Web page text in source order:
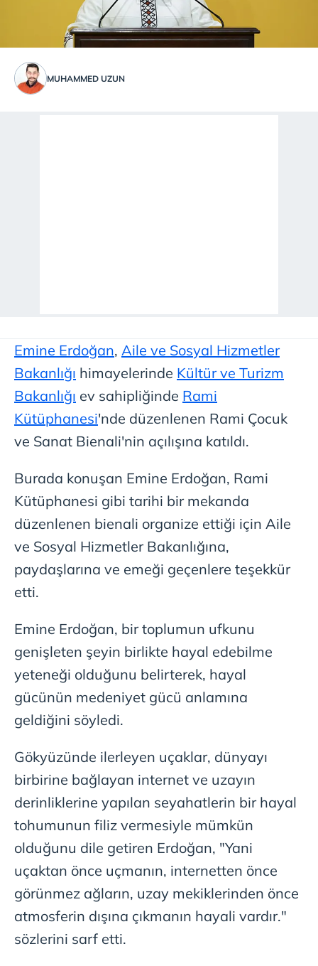
MUHAMMED UZUN
Emine Erdoğan, Aile ve Sosyal Hizmetler
Bakanlığı himayelerinde Kültür ve Turizm
Bakanlığı ev sahipliğinde Rami
Kütüphanesi'nde düzenlenen Rami Çocuk
ve Sanat Bienali'nin açılışına katıldı.
Burada konuşan Emine Erdoğan, Rami
Kütüphanesi gibi tarihi bir mekanda
düzenlenen bienali organize ettiği için Aile
ve Sosyal Hizmetler Bakanlığına,
paydaşlarına ve emeği geçenlere teşekkür
etti.
Emine Erdoğan, bir toplumun ufkunu
genişleten şeyin birlikte hayal edebilme
yeteneği olduğunu belirterek, hayal
gücünün medeniyet gücü anlamına
geldiğini söyledi.
Gökyüzünde ilerleyen uçaklar, dünyayı
birbirine bağlayan internet ve uzayın
derinliklerine yapılan seyahatlerin bir hayal
tohumunun filiz vermesiyle mümkün
olduğunu dile getiren Erdoğan, "Yani
uçaktan önce uçmanın, internetten önce
görünmez ağların, uzay mekiklerinden önce
atmosferin dışına çıkmanın hayali vardır."
sözlerini sarf etti.